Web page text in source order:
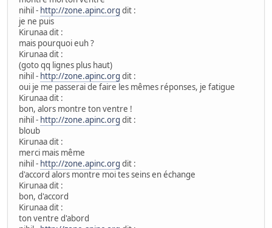
nihil - http://zone.apinc.org dit :
je ne puis
Kirunaa dit :
mais pourquoi euh ?
Kirunaa dit :
(goto qq lignes plus haut)
nihil - http://zone.apinc.org dit :
oui je me passerai de faire les mêmes réponses, je fatigue
Kirunaa dit :
bon, alors montre ton ventre !
nihil - http://zone.apinc.org dit :
bloub
Kirunaa dit :
merci mais même
nihil - http://zone.apinc.org dit :
d'accord alors montre moi tes seins en échange
Kirunaa dit :
bon, d'accord
Kirunaa dit :
ton ventre d'abord